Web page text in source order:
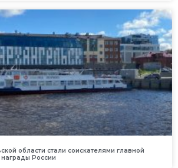
области стали соискателями главной
награды России